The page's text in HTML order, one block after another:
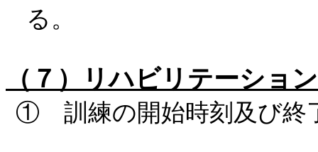
る。
（７）リハビリテーシ
① 訓練の開始時刻及び終